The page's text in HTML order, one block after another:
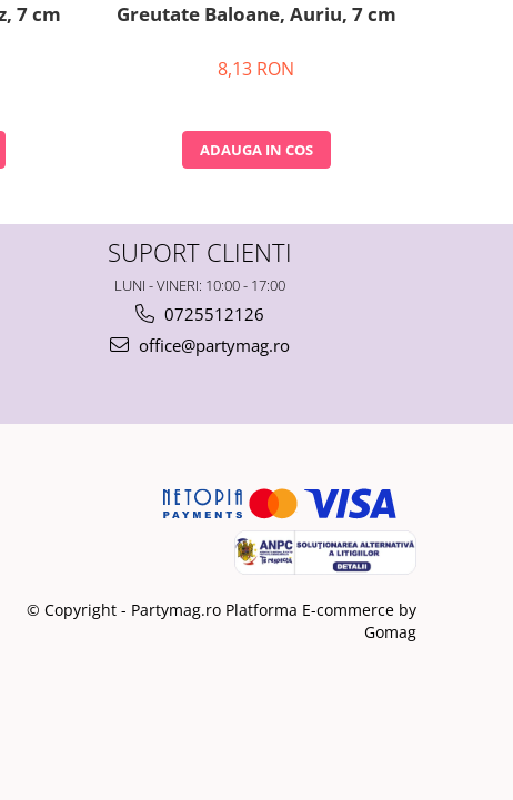
7 cm Greutate Baloane, Auriu, 7 cm
8,13 RON
ADAUGA IN COS
SUPORT CLIENTI
LUNI - VINERI: 10:00 - 17:00
0725512126
office@partymag.ro
© Copyright - Partymag.ro Platforma E-commerce by
Gomag